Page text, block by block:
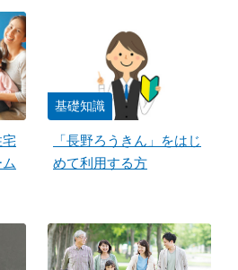
宅
基礎知識
「長野ろうきん」をはじ
めて利用する方